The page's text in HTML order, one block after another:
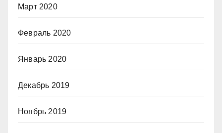
Март 2020
Февраль 2020
Январь 2020
Декабрь 2019
Ноябрь 2019